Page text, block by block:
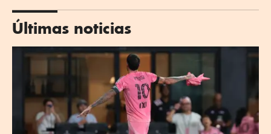
Últimas noticias